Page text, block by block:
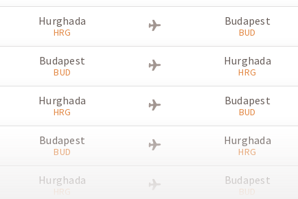
Hurghada
HRG
Budapest
BUD
Budapest
BUD
Hurghada
HRG
Hurghada
HRG
Budapest
BUD
Budapest
BUD
Hurghada
HRG
Hurghada
HRG
Budapest
BUD